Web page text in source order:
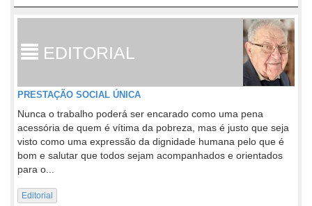
EDITORIAL
PRESTAÇÃO SOCIAL ÚNICA
Nunca o trabalho poderá ser encarado como uma pena
acessória de quem é vítima da pobreza, mas é justo que seja
visto como uma expressão da dignidade humana pelo que é
bom e salutar que todos sejam acompanhados e orientados
para o...
Editorial